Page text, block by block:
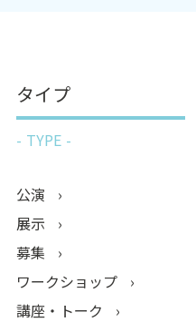
タイプ
TYPE
公演
展示
募集
ワークショップ
講座・トーク